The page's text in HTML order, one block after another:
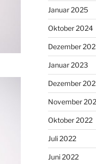
Januar 2025
Oktober 2024
Dezember
Januar 2023
Dezember
November
Oktober 2022
Juli 2022
Juni 2022